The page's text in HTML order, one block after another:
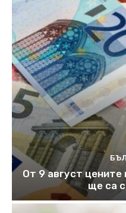
От 9 август цените
ще са